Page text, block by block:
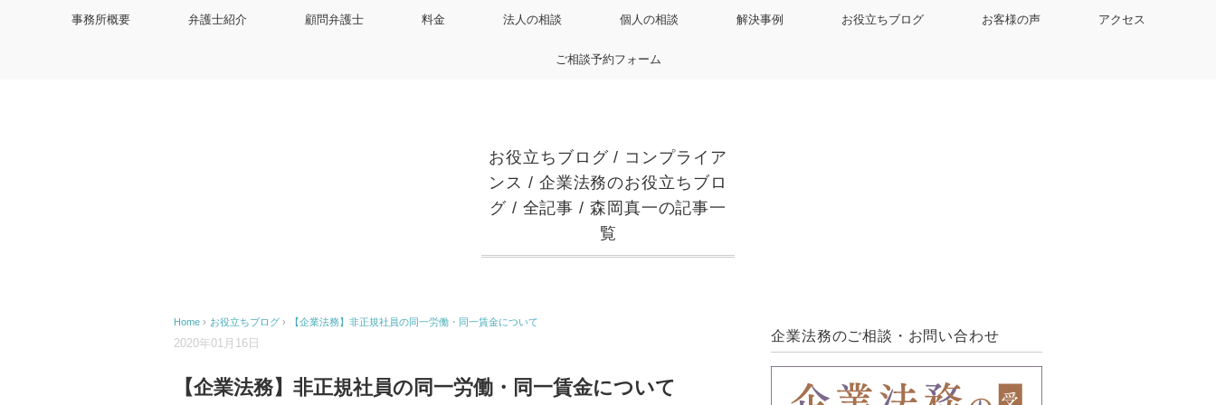
事務所概要 弁護士紹介 顧問弁護士 料金 法人の相談 個人の相談 解決事例 お役立ちブログ お客様の声 アクセス
ご相談予約フォーム
お役立ちブログ/ コンプライア
ンス / 企業法務のお役立ちブロ
グ/ 全記事 / 森岡真一の記事一
覧
Home › お役立ちブログ › 【企業法務】非正規社員の同一労働・同一賃金について
2020年01月16日
【企業法務】非正規社員の同一労働・同一賃金について
企業法務のご相談・お問い合わせ